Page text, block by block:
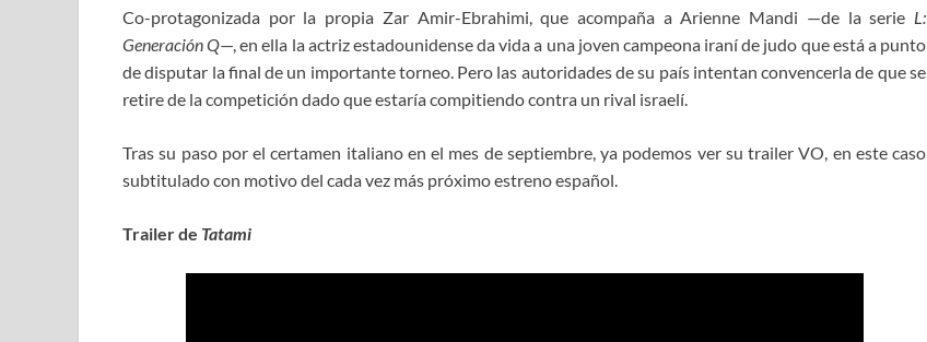
t
Co-protagonizada por la propia Zar Amir-Ebrahimi, que acompaña a Arienne Mandi —de la serie L:
Generación Q—, en ella la actriz estadounidense da vida a una joven campeona iraní de judo que está a punto
de disputar la final de un importante torneo. Pero las autoridades de su país intentan convencerla de que se
retire de la competición dado que estaría compitiendo contra un rival israelí.
Tras su paso por el certamen italiano en el mes de septiembre, ya podemos ver su trailer VO, en este caso
subtitulado con motivo del cada vez más próximo estreno español.
Trailer de Tatami